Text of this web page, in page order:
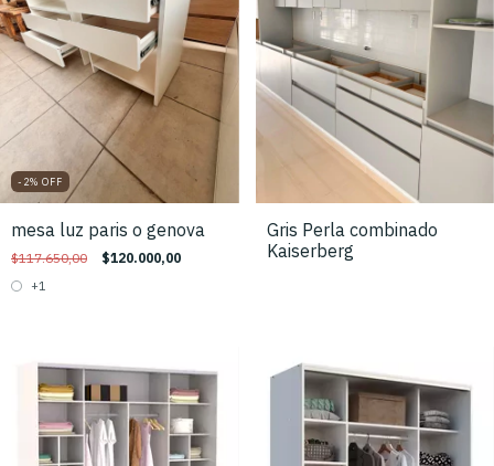
-2% OFF
mesa luz paris o genova
$117.650,00 $120.000,00
+1
Gris Perla combinado
Kaiserberg